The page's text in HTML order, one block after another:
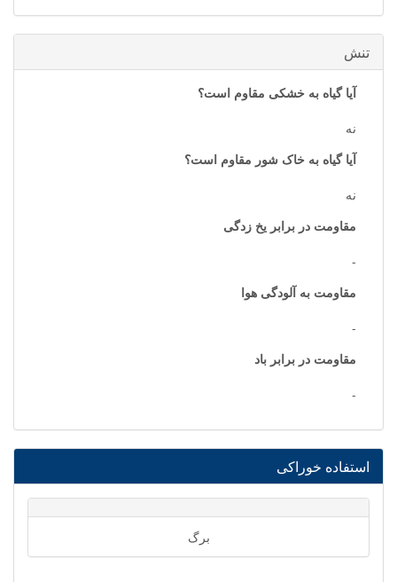
تنش
آیا گیاه به خشکی مقاوم است؟
نه
آیا گیاه به خاک شور مقاوم است؟
نه
مقاومت در برابر یخ زدگی
-
مقاومت به آلودگی هوا
-
مقاومت در برابر باد
-
استفاده خوراکی
برگ